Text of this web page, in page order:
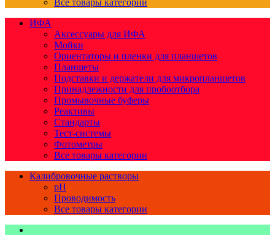
Все товары категории
ИФА
Аксессуары для ИФА
Мойки
Ориентаторы и пленки для планшетов
Планшеты
Подставки и держатели для микропланшетов
Принадлежности для пробоотбора
Промывочные буферы
Реактивы
Стандарты
Тест-системы
Фотометры
Все товары категории
Калибровочные растворы
pH
Проводимость
Все товары категории